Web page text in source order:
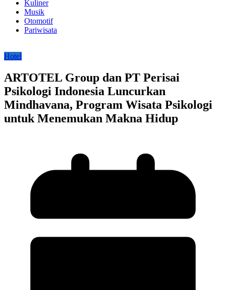
Kuliner
Musik
Otomotif
Pariwisata
Hotel
ARTOTEL Group dan PT Perisai
Psikologi Indonesia Luncurkan
Mindhavana, Program Wisata Psikologi
untuk Menemukan Makna Hidup